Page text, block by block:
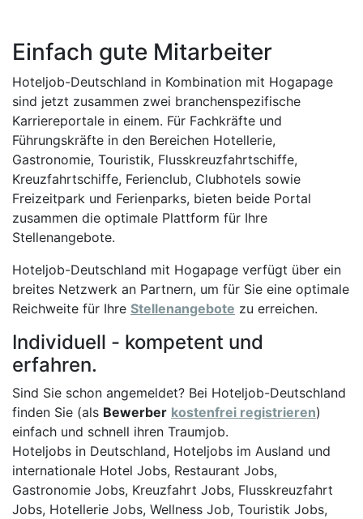
Einfach gute Mitarbeiter
Hoteljob-Deutschland in Kombination mit Hogapage
sind jetzt zusammen zwei branchenspezifische
Karriereportale in einem. Für Fachkräfte und
Führungskräfte in den Bereichen Hotellerie,
Gastronomie, Touristik, Flusskreuzfahrtschiffe,
Kreuzfahrtschiffe, Ferienclub, Clubhotels sowie
Freizeitpark und Ferienparks, bieten beide Portal
zusammen die optimale Plattform für Ihre
Stellenangebote.
Hoteljob-Deutschland mit Hogapage verfügt über ein
breites Netzwerk an Partnern, um für Sie eine optimale
Reichweite für Ihre Stellenangebote zu erreichen.
Individuell - kompetent und
erfahren.
Sind Sie schon angemeldet? Bei Hoteljob-Deutschland
finden Sie (als Bewerber kostenfrei registrieren)
einfach und schnell ihren Traumjob.
Hoteljobs in Deutschland, Hoteljobs im Ausland und
internationale Hotel Jobs, Restaurant Jobs,
Gastronomie Jobs, Kreuzfahrt Jobs, Flusskreuzfahrt
Jobs, Hotellerie Jobs, Wellness Job, Touristik Jobs,